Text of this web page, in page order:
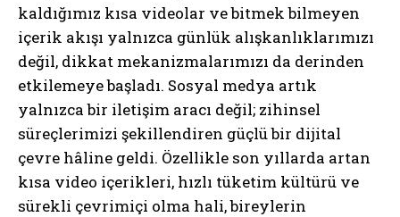
kaldığımız kısa videolar ve bitmek bilmeyen
içerik akışı yalnızca günlük alışkanlıklarımızı
değil, dikkat mekanizmalarımızı da derinden
etkilemeye başladı. Sosyal medya artık
yalnızca bir iletişim aracı değil; zihinsel
süreçlerimizi şekillendiren güçlü bir dijital
çevre hâline geldi. Özellikle son yıllarda artan
kısa video içerikleri, hızlı tüketim kültürü ve
sürekli çevrimiçi olma hali, bireylerin